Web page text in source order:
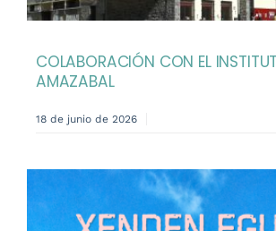
COLABORACIÓN CON EL
AMAZABAL
18 de junio de 2026